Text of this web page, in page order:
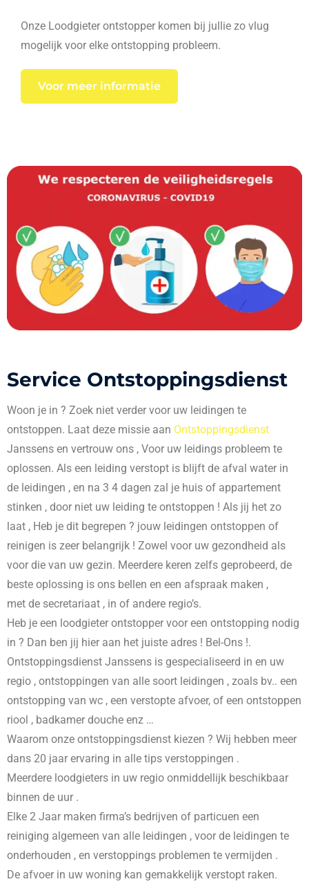
Onze Loodgieter ontstopper komen bij jullie zo vlug
mogelijk voor elke ontstopping probleem.
Voor meer informatie
Service Ontstoppingsdienst
Woon je in ? Zoek niet verder voor uw leidingen te
ontstoppen. Laat deze missie aan Ontstoppingsdienst
Janssens en vertrouw ons , Voor uw leidings probleem te
oplossen. Als een leiding verstopt is blijft de afval water in
de leidingen , en na 3 4 dagen zal je huis of appartement
stinken , door niet uw leiding te ontstoppen ! Als jij het zo
laat , Heb je dit begrepen ? jouw leidingen ontstoppen of
reinigen is zeer belangrijk ! Zowel voor uw gezondheid als
voor die van uw gezin. Meerdere keren zelfs geprobeerd, de
beste oplossing is ons bellen en een afspraak maken ,
met de secretariaat , in of andere regio’s.
Heb je een loodgieter ontstopper voor een ontstopping nodig
in ? Dan ben jij hier aan het juiste adres ! Bel-Ons !.
Ontstoppingsdienst Janssens is gespecialiseerd in en uw
regio , ontstoppingen van alle soort leidingen , zoals bv.. een
ontstopping van wc , een verstopte afvoer, of een ontstoppen
riool , badkamer douche enz …
Waarom onze ontstoppingsdienst kiezen ? Wij hebben meer
dans 20 jaar ervaring in alle tips verstoppingen .
Meerdere loodgieters in uw regio onmiddellijk beschikbaar
binnen de uur .
Elke 2 Jaar maken firma’s bedrijven of particuen een
reiniging algemeen van alle leidingen , voor de leidingen te
onderhouden , en verstoppings problemen te vermijden .
De afvoer in uw woning kan gemakkelijk verstopt raken.